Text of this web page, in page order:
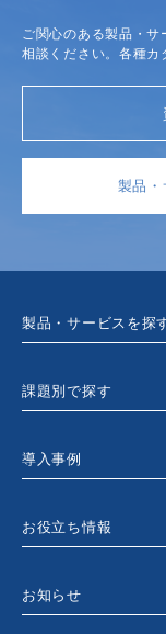
ご関心のある製品・
相談ください。各種カ
製品・
製品・サービスを探
課題別で探す
導入事例
お役立ち情報
お知らせ